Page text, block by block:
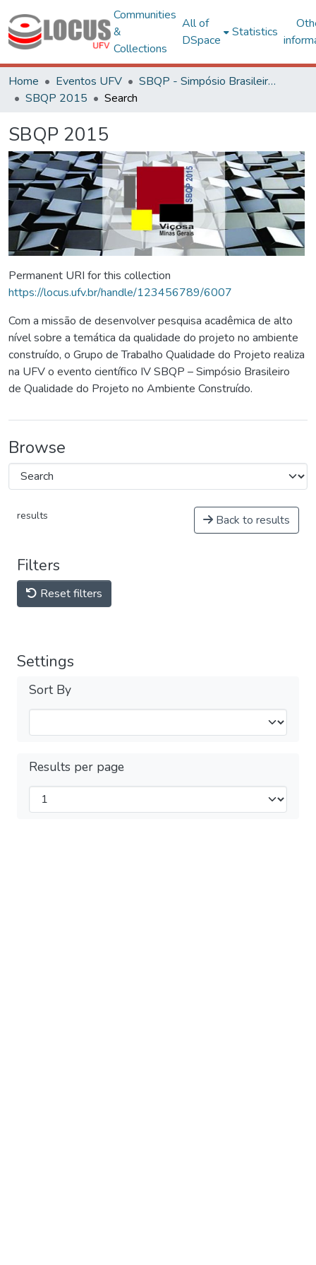
Communities
&
Collections
All of
DSpace
Statistics
Home Eventos UFV
SBQP - Simpósio Brasileiro de Qualidade do Projeto no Ambiente Construído
SBQP 2015
Search
SBQP 2015
Permanent URI for this collection
https://locus.ufv.br/handle/123456789/6007
Com a missão de desenvolver pesquisa acadêmica de alto
nível sobre a temática da qualidade do projeto no ambiente
construído, o Grupo de Trabalho Qualidade do Projeto realiza
na UFV o evento científico IV SBQP – Simpósio Brasileiro
de Qualidade do Projeto no Ambiente Construído.
Browse
results Back to results
Filters
Reset filters
Settings
Sort By
Results per page